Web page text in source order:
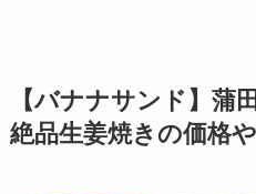
【バナナサンド】蒲
絶品生姜焼きの価格